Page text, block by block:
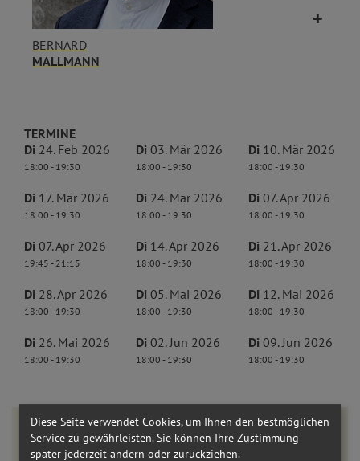
BERNARD
MALLMANN
TERMINE
Di 24. Feb 2026
18:00 - 19:30
Di 03. Mär 2026
18:00 - 19:30
Di 10. Mär 2026
18:00 - 19:30
Di 17. Mär 2026
18:00 - 19:30
Di 24. Mär 2026
18:00 - 19:30
Di 07. Apr 2026
18:00 - 19:30
Di 07. Apr 2026
19:45 - 21:15
Di 14. Apr 2026
18:00 - 19:30
Di 21. Apr 2026
18:00 - 19:30
Di 28. Apr 2026
18:00 - 19:30
Di 05. Mai 2026
18:00 - 19:30
Di 12. Mai 2026
18:00 - 19:30
Di 26. Mai 2026
18:00 - 19:30
Di 02. Jun 2026
18:00 - 19:30
Di 09. Jun 2026
18:00 - 19:30
Weitere Angebote
Diese Seite verwendet Cookies, um Ihnen den bestmöglichen
Service zu gewährleisten. Sie können Ihre Zustimmung
später jederzeit ändern oder zurückziehen.